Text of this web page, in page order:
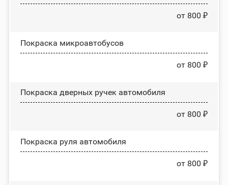
от 800 ₽
Покраска микроавтобусов
от 800 ₽
Покраска дверных ручек автомобиля
от 800 ₽
Покраска руля автомобиля
от 800 ₽